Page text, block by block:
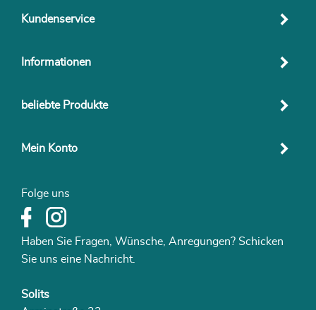
Kundenservice
Informationen
beliebte Produkte
Mein Konto
Folge uns
Haben Sie Fragen, Wünsche, Anregungen? Schicken
Sie uns eine Nachricht.
Solits